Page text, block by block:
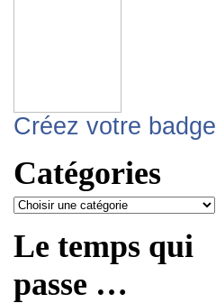
Créez votre badge
Catégories
Le temps qui
passe …